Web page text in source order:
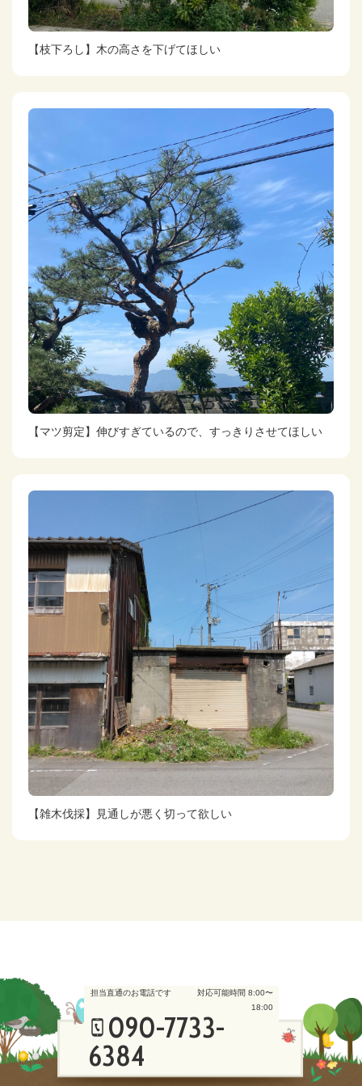
【枝下ろし】木の高さを下げてほしい
【マツ剪定】伸びすぎているので、すっきりさせてほしい
【雑木伐採】見通しが悪く切って欲しい
090-7733-
6384
担当直通のお電話です
対応可能時間 8:00〜
18:00